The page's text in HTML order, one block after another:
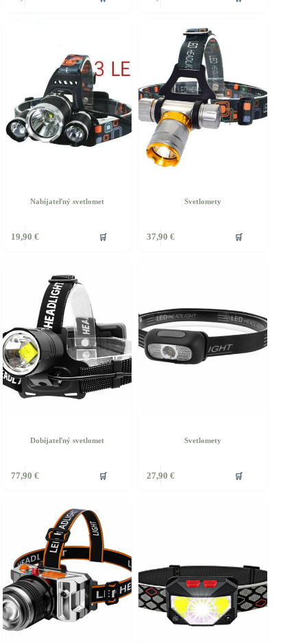
Nabíjateľný svetlomet
19,90 € 🛒
Svetlomety
37,90 € 🛒
Dobíjateľný svetlomet
77,90 € 🛒
Svetlomety
27,90 € 🛒